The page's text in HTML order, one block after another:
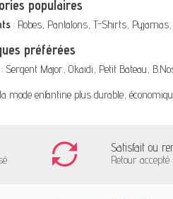
populaires
: Robes, Pantalons, T-Shirts, Pyjamas,
préférées
:Sergent Major,Okaïdi, Petit Bateau,
mode enfantine plus durable,
Satisfait ou
Retour